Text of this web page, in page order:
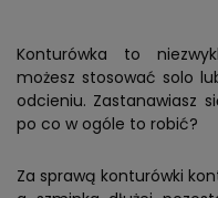
Konturówka to
możesz stosować solo
odcieniu. Zastanawiasz
po co w ogóle to robić?
Za sprawą konturówki